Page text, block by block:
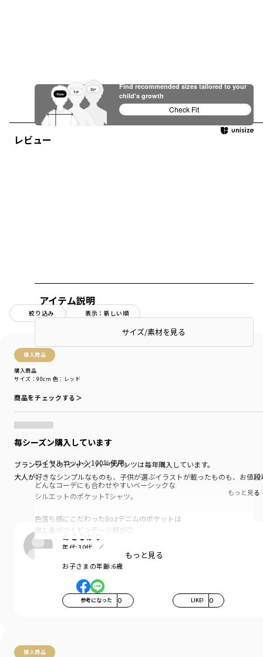
レビュー
絞り込み 表示：新しい順
購入商品
購入商品
サイズ：90cm 色：レッド
商品をチェックする＞
毎シーズン購入しています
ブランシェスのTシャツ、ハーフパンツは毎年購入しています。
大人が好きなシンプルなものも、子供が選ぶイラストが載ったものも、お値
もっと見
あさひかり
年代:30代
男の子
お子さまの年齢:6歳
参考になった 0 LIKE! 0
購入商品
アイテム説明
サイズ/素材を見る
ロイヤルコットン100％使用。
どんなコーデにも合わせやすいベーシックな
シルエットのポケットTシャツ。
色落ち感にこだわった8ozデニムのポケットは
他と差がつくビンテージ感が◎
初登場のヒッコリーデニムのポケットもコーデの
アクセントになります！
太めピッチのボーダーはブランシェスならでは！
ベーシックなネイビーボーダーと新色のイエロー
サイドから見たときに
もっと見る
Find recommended sizes tailored to your
child's growth
Check Fit